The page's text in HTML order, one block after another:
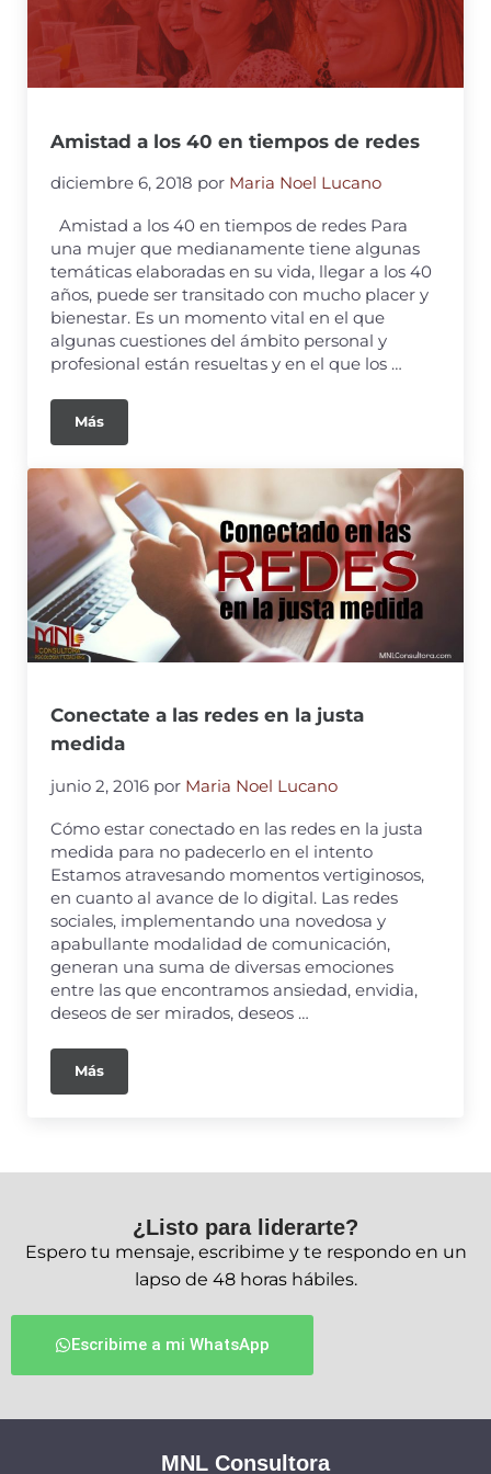
Amistad a los 40 en tiempos de redes
diciembre 6, 2018 por Maria Noel Lucano
Amistad a los 40 en tiempos de redes Para
una mujer que medianamente tiene algunas
temáticas elaboradas en su vida, llegar a los 40
años, puede ser transitado con mucho placer y
bienestar. Es un momento vital en el que
algunas cuestiones del ámbito personal y
profesional están resueltas y en el que los …
Más
Conectate a las redes en la justa
medida
junio 2, 2016 por Maria Noel Lucano
Cómo estar conectado en las redes en la justa
medida para no padecerlo en el intento
Estamos atravesando momentos vertiginosos,
en cuanto al avance de lo digital. Las redes
sociales, implementando una novedosa y
apabullante modalidad de comunicación,
generan una suma de diversas emociones
entre las que encontramos ansiedad, envidia,
deseos de ser mirados, deseos …
Más
¿Listo para liderarte?
Espero tu mensaje, escribime y te respondo en un
lapso de 48 horas hábiles.
Escribime a mi WhatsApp
MNL Consultora